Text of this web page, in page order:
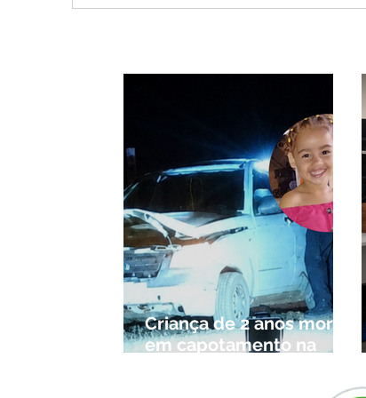
arrependimento e veto do
Criança de 2 anos morre
em capotamento na